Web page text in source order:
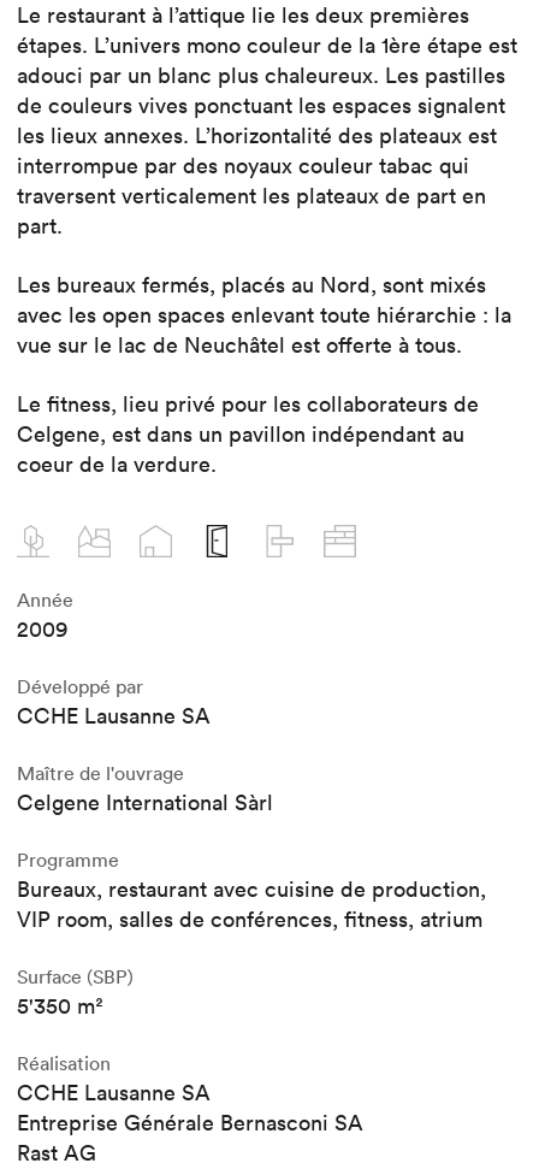
Le restaurant à l’attique lie les deux premières
étapes. L’univers mono couleur de la 1ère étape est
adouci par un blanc plus chaleureux. Les pastilles
de couleurs vives ponctuant les espaces signalent
les lieux annexes. L’horizontalité des plateaux est
interrompue par des noyaux couleur tabac qui
traversent verticalement les plateaux de part en
part.
Les bureaux fermés, placés au Nord, sont mixés
avec les open spaces enlevant toute hiérarchie : la
vue sur le lac de Neuchâtel est offerte à tous.
Le fitness, lieu privé pour les collaborateurs de
Celgene, est dans un pavillon indépendant au
coeur de la verdure.
Année
2009
Développé par
CCHE Lausanne SA
Maître de l'ouvrage
Celgene International Sàrl
Programme
Bureaux, restaurant avec cuisine de production,
VIP room, salles de conférences, fitness, atrium
Surface (SBP)
5'350 m²
Réalisation
CCHE Lausanne SA
Entreprise Générale Bernasconi SA
Rast AG